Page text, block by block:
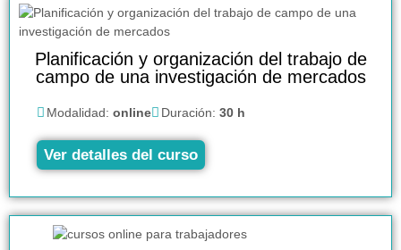
Planificación y organización del trabajo de
campo de una investigación de mercados
Modalidad: online Duración: 30 h
Ver detalles del curso